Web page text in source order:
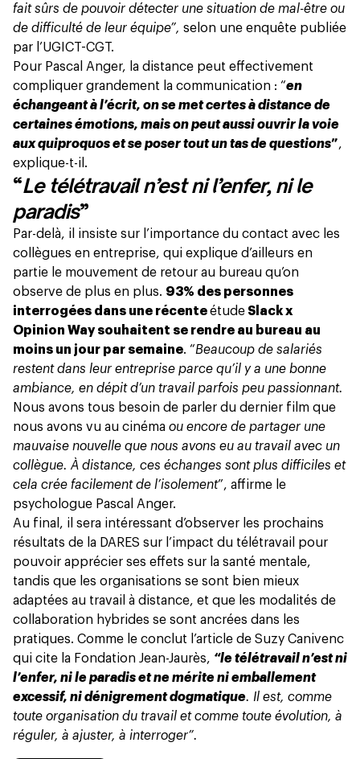
fait sûrs de pouvoir détecter une situation de mal-être ou
de difficulté de leur équipe”, selon une enquête publiée
par l’UGICT-CGT.
Pour Pascal Anger, la distance peut effectivement
compliquer grandement la communication : “en
échangeant à l’écrit, on se met certes à distance de
certaines émotions, mais on peut aussi ouvrir la voie
aux quiproquos et se poser tout un tas de questions”,
explique-t-il.
“Le télétravail n’est ni l’enfer, ni le
paradis”
Par-delà, il insiste sur l’importance du contact avec les
collègues en entreprise, qui explique d’ailleurs en
partie le mouvement de retour au bureau qu’on
observe de plus en plus. 93% des personnes
interrogées dans une récenteétude Slack x
Opinion Way souhaitent se rendre au bureau au
moins un jour par semaine. “Beaucoup de salariés
restent dans leur entreprise parce qu’il y a une bonne
ambiance, en dépit d’un travail parfois peu passionnant.
Nous avons tous besoin de parler du dernier film que
nous avons vu au cinéma ou encore de partager une
mauvaise nouvelle que nous avons eu au travail avec un
collègue. À distance, ces échanges sont plus difficiles et
cela crée facilement de l’isolement”, affirme le
psychologue Pascal Anger.
Au final, il sera intéressant d’observer les prochains
résultats de la DARES sur l’impact du télétravail pour
pouvoir apprécier ses effets sur la santé mentale,
tandis que les organisations se sont bien mieux
adaptées au travail à distance, et que les modalités de
collaboration hybrides se sont ancrées dans les
pratiques. Comme le conclut l’article de Suzy Canivenc
qui cite la Fondation Jean-Jaurès, “le télétravail n’est ni
l’enfer, ni le paradis et ne mérite ni emballement
excessif, ni dénigrement dogmatique. Il est, comme
toute organisation du travail et comme toute évolution, à
réguler, à ajuster, à interroger”.